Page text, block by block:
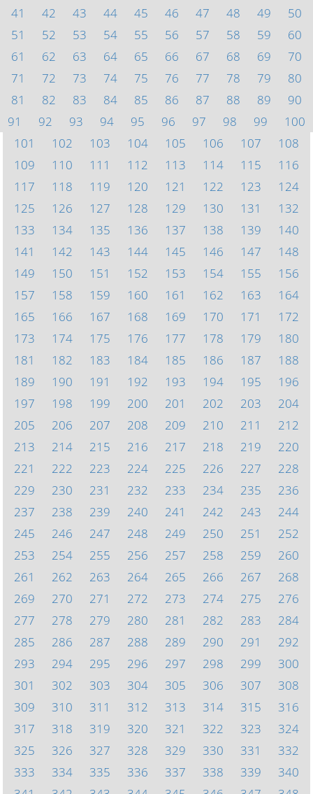
41
42 43 44 45 46 47 48 49
50
51
52 53 54 55 56 57 58 59
60
61
62 63 64 65 66 67 68 69
70
71
72 73 74 75 76 77 78 79
80
81
82 83 84 85 86 87 88 89
90
91
92 93 94 95 96 97 98 99
100
101
102 103 104 105 106 107
108
109
110 111 112 113 114 115
116
117
118 119 120 121 122 123
124
125
126 127 128 129 130 131
132
133
134 135 136 137 138 139
140
141
142 143 144 145 146 147
148
149
150 151 152 153 154 155
156
157
158 159 160 161 162 163
164
165
166 167 168 169 170 171
172
173
174 175 176 177 178 179
180
181
182 183 184 185 186 187
188
189
190 191 192 193 194 195
196
197
198 199 200 201 202 203
204
205
206 207 208 209 210 211
212
213
214 215 216 217 218 219
220
221
222 223 224 225 226 227
228
229
230 231 232 233 234 235
236
237
238 239 240 241 242 243
244
245
246 247 248 249 250 251
252
253
254 255 256 257 258 259
260
261
262 263 264 265 266 267
268
269
270 271 272 273 274 275
276
277
278 279 280 281 282 283
284
285
286 287 288 289 290 291
292
293
294 295 296 297 298 299
300
301
302 303 304 305 306 307
308
309
310 311 312 313 314 315
316
317
318 319 320 321 322 323
324
325
326 327 328 329 330 331
332
333
334 335 336 337 338 339
340